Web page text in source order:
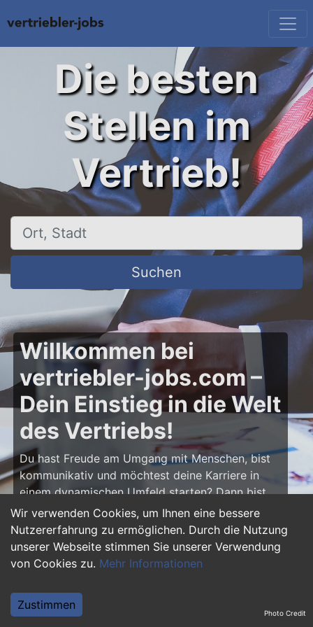
Wir verwenden Cookies, um Ihnen eine bessere
Nutzererfahrung zu ermöglichen. Durch die Nutzung
unserer Webseite stimmen Sie unserer Verwendung
von Cookies zu. Mehr Informationen
Zustimmen
Die besten
Stellen im
Vertrieb!
Ort, Stadt
Suchen
Willkommen bei
vertriebler-jobs.com –
Dein Einstieg in die Welt
des Vertriebs!
Du hast Freude am Umgang mit Menschen, bist
kommunikativ und möchtest deine Karriere in
einem dynamischen Umfeld starten? Dann bist
du aufvertriebler-jobs.comgenau richtig! Hier
findest du zahlreiche Ausbildungsplätze und
Einstiegsjobs im Vertrieb – von klassischen
Vertriebspositionen über Außendienst bis hin zu
Vertriebler und entwickle deine Talente!
Photo Credit